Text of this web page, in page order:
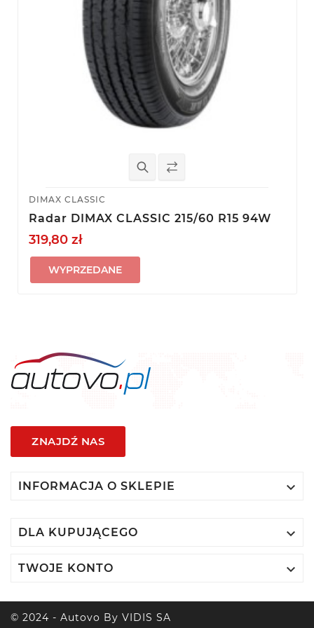
DIMAX CLASSIC
Radar DIMAX CLASSIC 215/60 R15 94W
319,80 zł
WYPRZEDANE
ZNAJDŹ NAS
INFORMACJA O SKLEPIE 
DLA KUPUJĄCEGO 
TWOJE KONTO 
© 2024 - Autovo By VIDIS SA